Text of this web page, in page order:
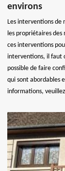
environs
Les interventions de
les propriétaires
ces interventions
interventions, il faut
possible de faire
qui sont abordables
informations,